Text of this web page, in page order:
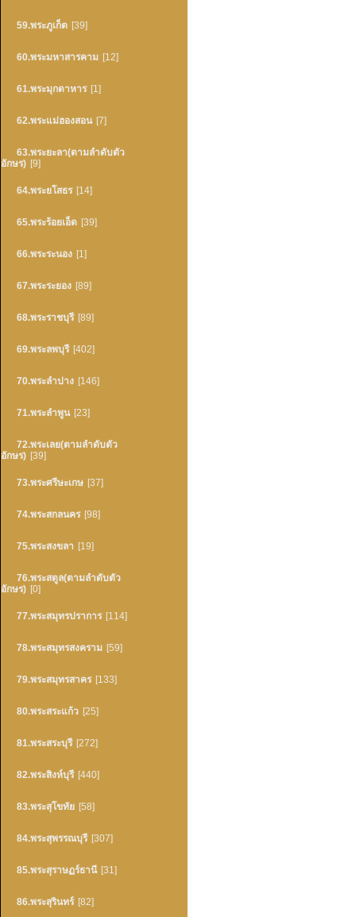
59.พระภูเก็ต [39]
60.พระมหาสารคาม [12]
61.พระมุกดาหาร [1]
62.พระแม่ฮองสอน [7]
63.พระยะลา(ตามลำดับตัว
อักษร) [9]
64.พระยโสธร [14]
65.พระร้อยเอ็ด [39]
66.พระระนอง [1]
67.พระระยอง [89]
68.พระราชบุรี [89]
69.พระลพบุรี [402]
70.พระลำปาง [146]
71.พระลำพูน [23]
72.พระเลย(ตามลำดับตัว
อักษร) [39]
73.พระศรีษะเกษ [37]
74.พระสกลนคร [98]
75.พระสงขลา [19]
76.พระสตูล(ตามลำดับตัว
อักษร) [0]
77.พระสมุทรปราการ [114]
78.พระสมุทรสงคราม [59]
79.พระสมุทรสาคร [133]
80.พระสระแก้ว [25]
81.พระสระบุรี [272]
82.พระสิงห์บุรี [440]
83.พระสุโขทัย [58]
84.พระสุพรรณบุรี [307]
85.พระสุราษฏร์ธานี [31]
86.พระสุรินทร์ [82]